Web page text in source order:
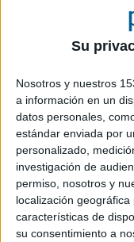
Su
Nosotros y nuestros
a información en un
datos personales,
estándar enviada por
personalizado,
investigación de
permiso, nosotros y
localización
características de
su consentimiento a
Estos
campaña de
Coca Cola ha
Minute Maid
están
emblemáticos
La acción,
está compuesta
donde la marca
los
que conozca la
unos añitos para